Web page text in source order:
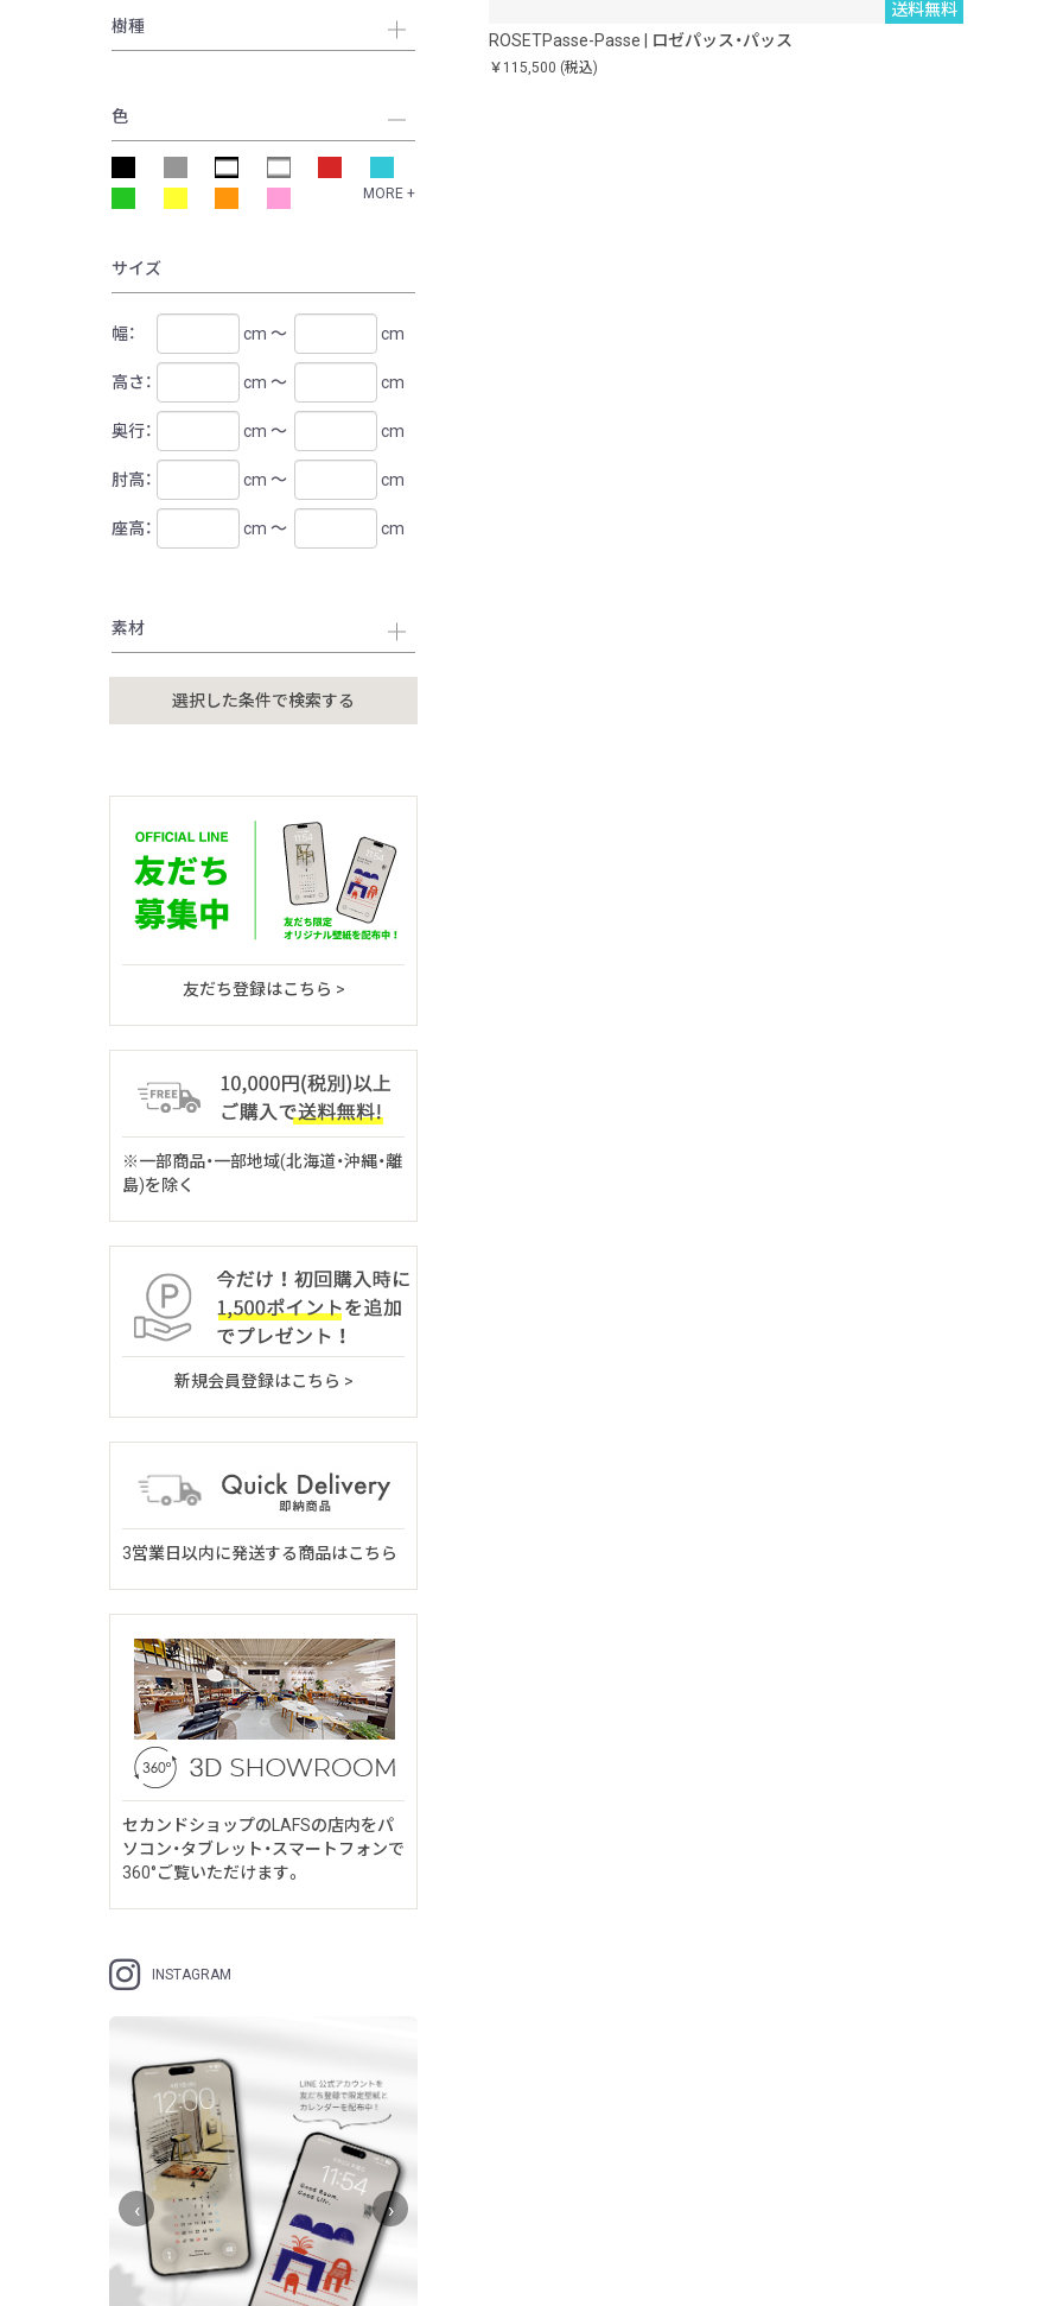
樹種
色
MORE +
サイズ
幅： cm ～ cm
高さ： cm ～ cm
奥行： cm ～ cm
肘高： cm ～ cm
座高： cm ～ cm
素材
友だち登録はこちら >
※一部商品・一部地域(北海道・沖縄・離
島)を除く
新規会員登録はこちら >
3営業日以内に発送する商品はこちら
セカンドショップのLAFSの店内をパ
ソコン・タブレット・スマートフォンで
360°ご覧いただけます。
INSTAGRAM
‹ ›
送料無料
ROSETPasse-Passe | ロゼパッス・パッス
￥115,500 (税込)